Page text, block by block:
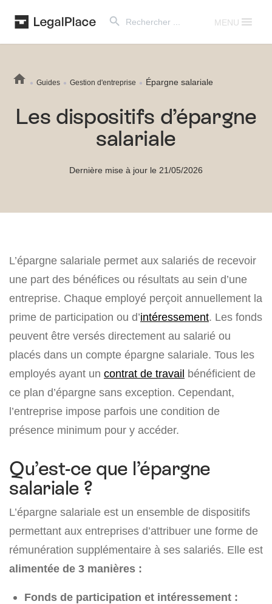
for:
MENU
Guides Gestion d'entreprise Épargne salariale
Les dispositifs d’épargne
salariale
Dernière mise à jour le 21/05/2026
L’épargne salariale permet aux salariés de recevoir
une part des bénéfices ou résultats au sein d’une
entreprise. Chaque employé perçoit annuellement la
prime de participation ou d’intéressement. Les fonds
peuvent être versés directement au salarié ou
placés dans un compte épargne salariale. Tous les
employés ayant un contrat de travail bénéficient de
ce plan d’épargne sans exception. Cependant,
l’entreprise impose parfois une condition de
présence minimum pour y accéder.
Qu’est-ce que l’épargne
salariale ?
L’épargne salariale est un ensemble de dispositifs
permettant aux entreprises d’attribuer une forme de
rémunération supplémentaire à ses salariés. Elle est
alimentée de 3 manières :
Fonds de participation et intéressement :